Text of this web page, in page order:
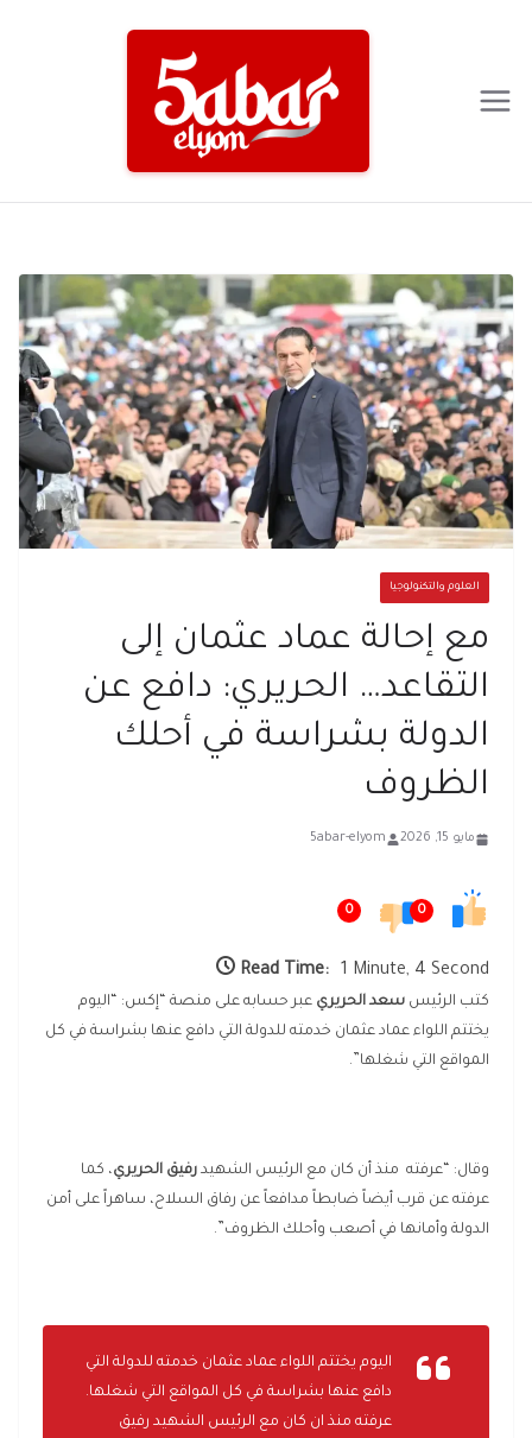
العلوم والتكنولوجيا
مع إحالة عماد عثمان إلى
التقاعد… الحريري: دافع عن
الدولة بشراسة في أحلك
الظروف
مايو 15, 2026 5abar-elyom
0
0
Read Time: 1 Minute, 4 Second
كتب الرئيس سعد الحريري عبر حسابه على منصة “إكس: “اليوم
يختتم اللواء عماد عثمان خدمته للدولة التي دافع عنها بشراسة في كل
المواقع التي شغلها”.
وقال: “عرفته منذ أن كان مع الرئيس الشهيد رفيق الحريري، كما
عرفته عن قرب أيضاً ضابطاً مدافعاً عن رفاق السلاح، ساهراً على أمن
الدولة وأمانها في أصعب وأحلك الظروف”.
اليوم يختتم اللواء عماد عثمان خدمته للدولة التي
دافع عنها بشراسة في كل المواقع التي شغلها.
عرفته منذ ان كان مع الرئيس الشهيد رفيق